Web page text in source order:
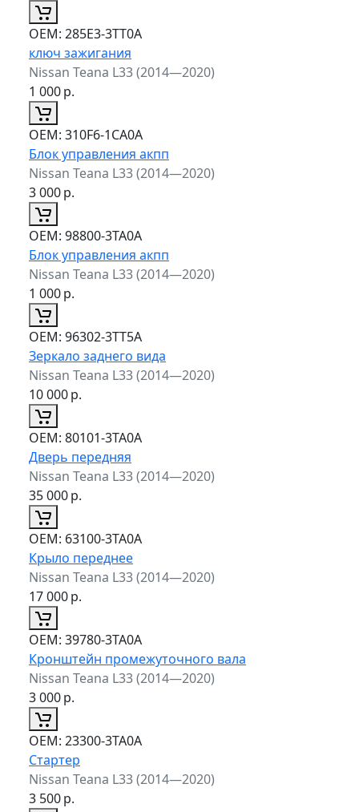
ОЕМ: 285E3-3TT0A
ключ зажигания
Nissan Teana L33 (2014—2020)
1 000р.
ОЕМ: 310F6-1CA0A
Блок управления акпп
Nissan Teana L33 (2014—2020)
3 000р.
ОЕМ: 98800-3TA0A
Блок управления акпп
Nissan Teana L33 (2014—2020)
1 000р.
ОЕМ: 96302-3TT5A
Зеркало заднего вида
Nissan Teana L33 (2014—2020)
10 000р.
ОЕМ: 80101-3TA0A
Дверь передняя
Nissan Teana L33 (2014—2020)
35 000р.
ОЕМ: 63100-3TA0A
Крыло переднее
Nissan Teana L33 (2014—2020)
17 000р.
ОЕМ: 39780-3TA0A
Кронштейн промежуточного вала
Nissan Teana L33 (2014—2020)
3 000р.
ОЕМ: 23300-3TA0A
Стартер
Nissan Teana L33 (2014—2020)
3 500р.